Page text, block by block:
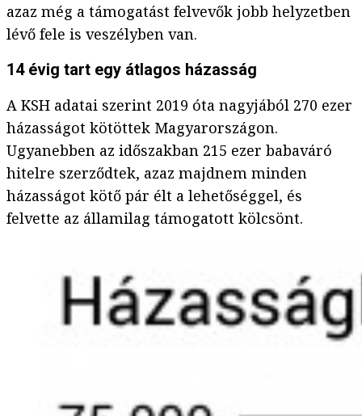
azaz még a támogatást felvevők jobb helyzetben
lévő fele is veszélyben van.
14 évig tart egy átlagos házasság
A KSH adatai szerint 2019 óta nagyjából 270 ezer
házasságot kötöttek Magyarországon.
Ugyanebben az időszakban 215 ezer babaváró
hitelre szerződtek, azaz majdnem minden
házasságot kötő pár élt a lehetőséggel, és
felvette az államilag támogatott kölcsönt.